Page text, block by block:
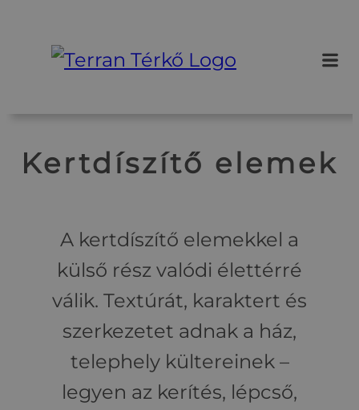
Kertdíszítő elemek
A kertdíszítő elemekkel a
külső rész valódi élettérré
válik. Textúrát, karaktert és
szerkezetet adnak a ház,
telephely kültereinek –
legyen az kerítés, lépcső,